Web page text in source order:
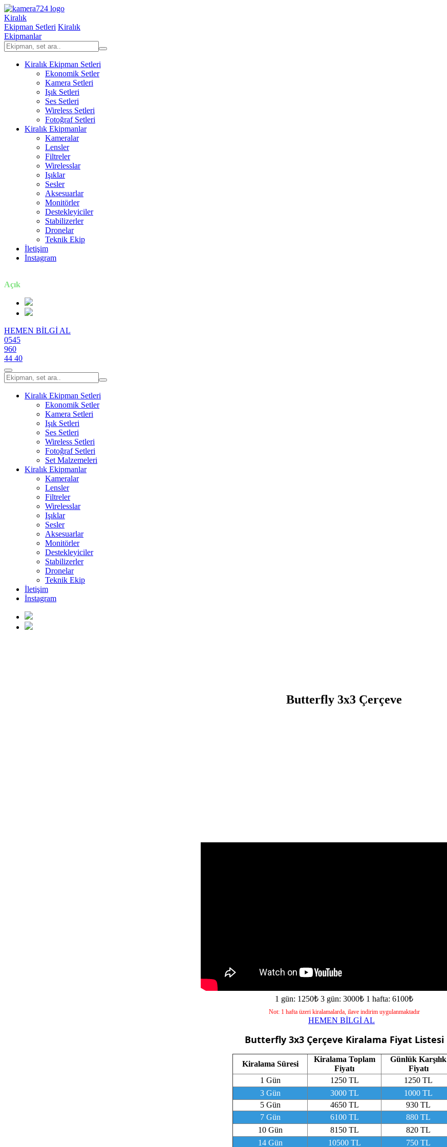
Kiralık
Ekipman Setleri Kiralık
Ekipmanlar
Kiralık Ekipman Setleri
Ekonomik Setler
Kamera Setleri
Işık Setleri
Ses Setleri
Wireless Setleri
Fotoğraf Setleri
Kiralık Ekipmanlar
Kameralar
Lensler
Filtreler
Wirelesslar
Işıklar
Sesler
Aksesuarlar
Monitörler
Destekleyiciler
Stabilizerler
Dronelar
Teknik Ekip
İletişim
İnstagram
Açık
HEMEN BİLGİ AL
0545
960
44 40
Kiralık Ekipman Setleri
Ekonomik Setler
Kamera Setleri
Işık Setleri
Ses Setleri
Wireless Setleri
Fotoğraf Setleri
Set Malzemeleri
Kiralık Ekipmanlar
Kameralar
Lensler
Filtreler
Wirelesslar
Işıklar
Sesler
Aksesuarlar
Monitörler
Destekleyiciler
Stabilizerler
Dronelar
Teknik Ekip
İletişim
İnstagram
Butterfly 3x3 Çerçeve
1 gün: 1250₺ 3 gün: 3000₺ 1 hafta: 6100₺
Not: 1 hafta üzeri kiralamalarda, ilave indirim uygulanmaktadır
HEMEN BİLGİ AL
Butterfly 3x3 Çerçeve Kiralama Fiyat Listesi
Kiralama Süresi
Kiralama Toplam
Fiyatı
Günlük Karşılık
Fiyatı
1 Gün
1250 TL
1250 TL
3 Gün
3000 TL
1000 TL
5 Gün
4650 TL
930 TL
7 Gün
6100 TL
880 TL
10 Gün
8150 TL
820 TL
14 Gün
10500 TL 750 TL